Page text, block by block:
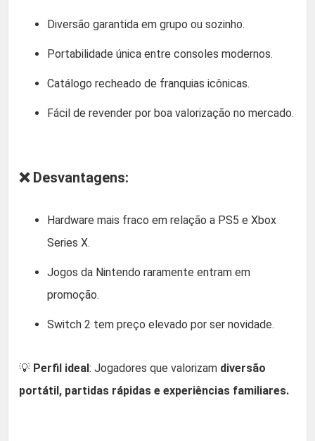
Diversão garantida em grupo ou sozinho.
Portabilidade única entre consoles modernos.
Catálogo recheado de franquias icônicas.
Fácil de revender por boa valorização no mercado.
❌ Desvantagens:
Hardware mais fraco em relação a PS5 e Xbox
Series X.
Jogos da Nintendo raramente entram em
promoção.
Switch 2 tem preço elevado por ser novidade.
💡 Perfil ideal: Jogadores que valorizam diversão
portátil, partidas rápidas e experiências familiares.